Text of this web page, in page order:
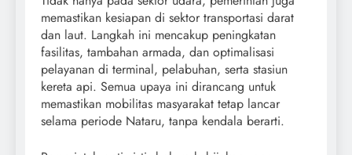
memastikan kesiapan di sektor transportasi darat
dan laut. Langkah ini mencakup peningkatan
fasilitas, tambahan armada, dan optimalisasi
pelayanan di terminal, pelabuhan, serta stasiun
kereta api. Semua upaya ini dirancang untuk
memastikan mobilitas masyarakat tetap lancar
selama periode Nataru, tanpa kendala berarti.